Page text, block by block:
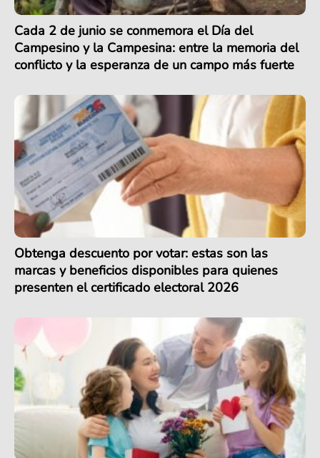
Cada 2 de junio se conmemora el Día del
Campesino y la Campesina: entre la memoria del
conflicto y la esperanza de un campo más fuerte
Obtenga descuento por votar: estas son las
marcas y beneficios disponibles para quienes
presenten el certificado electoral 2026